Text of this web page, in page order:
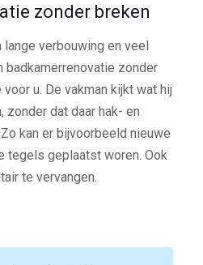
zonder breken
verbouwing en veel
badkamerrenovatie zonder
u. De vakman kijkt wat hij
zonder dat daar hak- en
kan er bijvoorbeeld nieuwe
tegels geplaatst woren. Ook
te vervangen.